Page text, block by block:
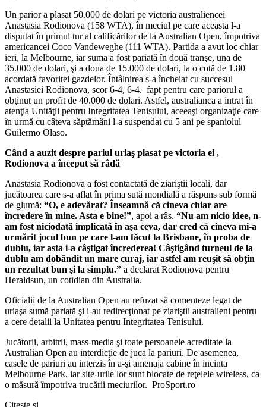
Un parior a plasat 50.000 de dolari pe victoria australiencei
Anastasia Rodionova (158 WTA), în meciul pe care aceasta l-a
disputat în primul tur al calificărilor de la Australian Open, împotriva
americancei Coco Vandeweghe (111 WTA). Partida a avut loc chiar
ieri, la Melbourne, iar suma a fost pariată în două tranşe, una de
35.000 de dolari, şi a doua de 15.000 de dolari, la o cotă de 1.80
acordată favoritei gazdelor. Întâlnirea s-a încheiat cu succesul
Anastasiei Rodionova, scor 6-4, 6-4. fapt pentru care pariorul a
obţinut un profit de 40.000 de dolari. Astfel, australianca a intrat în
atenţia Unităţii pentru Integritatea Tenisului, aceeaşi organizaţie care
în urmă cu câteva săptămâni l-a suspendat cu 5 ani pe spaniolul
Guilermo Olaso.
Când a auzit despre pariul uriaş plasat pe victoria ei ,
Rodionova a început să râdă
Anastasia Rodionova a fost contactată de ziariştii locali, dar
jucătoarea care s-a aflat în prima sută mondială a răspuns sub formă
de glumă: “O, e adevărat? Înseamnă că cineva chiar are
încredere în mine. Asta e bine!”, apoi a râs. “Nu am nicio idee, n-
am fost niciodată implicată în aşa ceva, dar cred că cineva mi-a
urmărit jocul bun pe care l-am făcut la Brisbane, în proba de
dublu, iar asta i-a câştigat încrederea! Câştigând turneul de la
dublu am dobândit un mare curaj, iar astfel am reuşit să obţin
un rezultat bun şi la simplu.” a declarat Rodionova pentru
Heraldsun, un cotidian din Australia.
Oficialii de la Australian Open au refuzat să comenteze legat de
uriaşa sumă pariată şi i-au redirecţionat pe ziariştii australieni pentru
a cere detalii la Unitatea pentru Integritatea Tenisului.
Jucătorii, arbitrii, mass-media şi toate persoanele acreditate la
Australian Open au interdicţie de juca la pariuri. De asemenea,
casele de pariuri au interzis în a-şi amenaja cabine în incinta
Melbourne Park, iar site-urile lor sunt blocate de reţelele wireless, ca
o măsură împotriva trucării meciurilor. ProSport.ro
Citeşte şi...